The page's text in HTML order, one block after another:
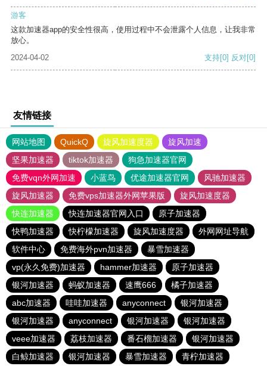
游客
这款加速器app的安全性很高，使用过程中不会泄露个人信息，让我非常
放心。
2024-04-02
支持[0] 反对[0]
友情链接
网站地图 QuickQ 旋风加速度器
旋风加速
坚果加速器
tiktok加速器
狗急加速器官网
免费vqn外网加速
小蓝鸟 优途加速器官网
风驰加速器
旋风加速器
免费vps加速器外网苹果版
旋风加速度器
快连加速器
快连加速器官网入口
原子加速器
快鸭加速器
快柠檬加速器 旋风加速度器
外网网址导航
软件中心
免费海外pvn加速器
暴雪加速器
vp(永久免费)加速器
hammer加速器
原子加速器
银河加速器
蚂蚁加速器 速鹰666
橘子加速器
abc加速器
哇哇加速器 anyconnect
银河加速器
银河加速器
anyconnect 银河加速器
银河加速器
veee加速器
荔枝加速器 番石榴加速器
银河加速器
白鲸加速器
银河加速器 暴雪加速器 青柠加速器